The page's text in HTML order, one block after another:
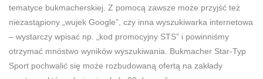
tematyce bukmacherskiej. Z pomocą zawsze może przyjść też
niezastąpiony „wujek Google”, czy inna wyszukiwarka internetowa
– wystarczy wpisać np. „kod promocyjny STS” i powinniśmy
otrzymać mnóstwo wyników wyszukiwania. Bukmacher Star-Typ
Sport pochwalić się może rozbudowaną ofertą na zakłady